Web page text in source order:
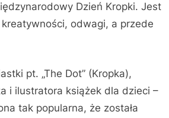
Dzień Kropki. Jest
odwagi, a przede
pt. „The Dot” (Kropka),
i ilustratora książek dla dzieci –
tak popularna, że została